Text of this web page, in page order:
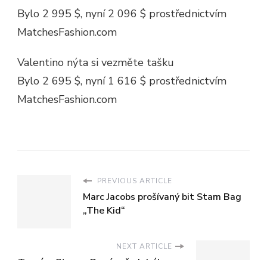
Bylo 2 995 $, nyní 2 096 $ prostřednictvím
MatchesFashion.com
Valentino nýta si vezměte tašku
Bylo 2 695 $, nyní 1 616 $ prostřednictvím
MatchesFashion.com
PREVIOUS ARTICLE
Marc Jacobs prošívaný bit Stam Bag
„The Kid“
NEXT ARTICLE